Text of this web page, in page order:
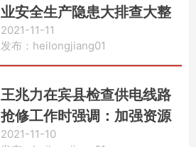
业安全生产隐患大排查大整
治工作推进会议
2021-11-11
发布：heilongjiang01
王兆力在宾县检查供电线路
抢修工作时强调：加强资源
力量调配尽快全面恢复供电
2021-11-10